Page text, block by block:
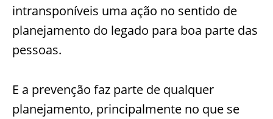
intransponíveis uma ação no sentido de
planejamento do legado para boa parte das
pessoas.
E a prevenção faz parte de qualquer
planejamento, principalmente no que se